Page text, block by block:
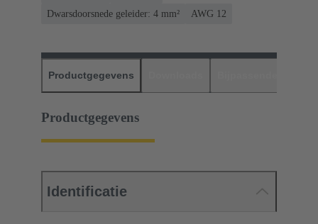
Dwarsdoorsnede geleider: 4 mm²
AWG 12
Productgegevens
Productgegevens
Identificatie